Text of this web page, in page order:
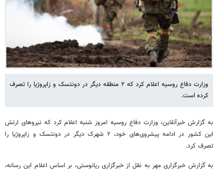
وزارت دفاع روسیه اعلام کرد که ۲ منطقه دیگر در دونتسک و زاپروژیا را تصرف
کرده است.
به گزارش خبرآنلاین، وزارت دفاع روسیه امروز شنبه اعلام کرد که نیروهای ارتش
این کشور در ادامه پیشروی‌های خود، ۲ شهرک دیگر در دونتسک و زاپروژیا را
تصرف کرد.
به گزارش خبرگزاری مهر به نقل از خبرگزاری ریانوستی، بر اساس اعلام این رسانه،